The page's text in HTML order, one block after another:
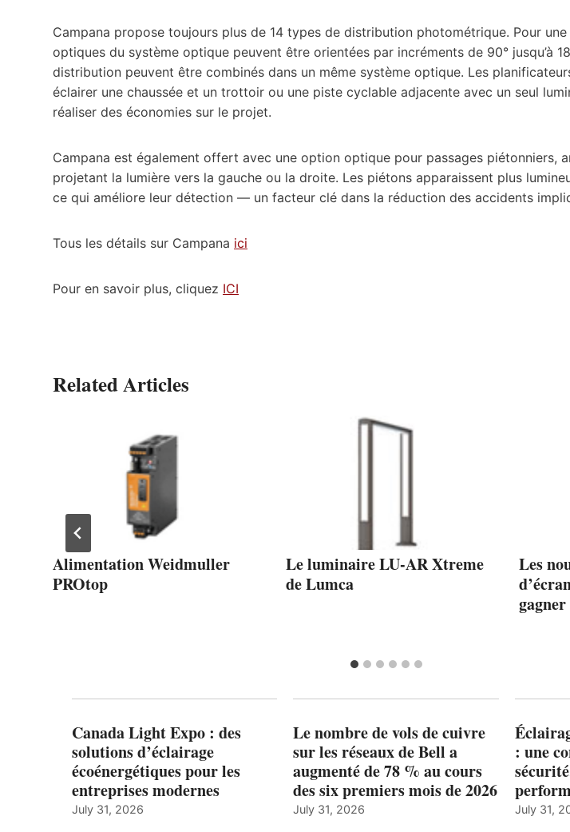
Campana propose toujours plus de 14 types de distribution photométrique. Pour
optiques du système optique peuvent être orientées par incréments de 90° jusqu’à
distribution peuvent être combinés dans un même système optique. Les
éclairer une chaussée et un trottoir ou une piste cyclable adjacente avec un seul
réaliser des économies sur le projet.
Campana est également offert avec une option optique pour passages piétonniers,
projetant la lumière vers la gauche ou la droite. Les piétons apparaissent plus
ce qui améliore leur détection — un facteur clé dans la réduction des accidents
Tous les détails sur Campana ici
Pour en savoir plus, cliquez ICI
Related Articles
Alimentation Weidmuller
PROtop
Le luminaire LU-AR Xtreme
de Lumca
Les
Canada Light Expo : des
solutions d’éclairage
écoénergétiques pour les
entreprises modernes
July 31, 2026
Le nombre de vols de cuivre
sur les réseaux de Bell a
augmenté de 78 % au cours
des six premiers mois de 2026
July 31, 2026
: une
July 31,